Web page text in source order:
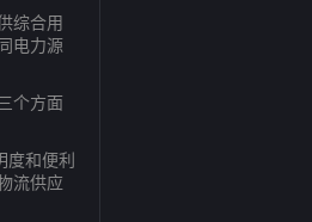
综合用
电力源
个方面
度和便利
流供应